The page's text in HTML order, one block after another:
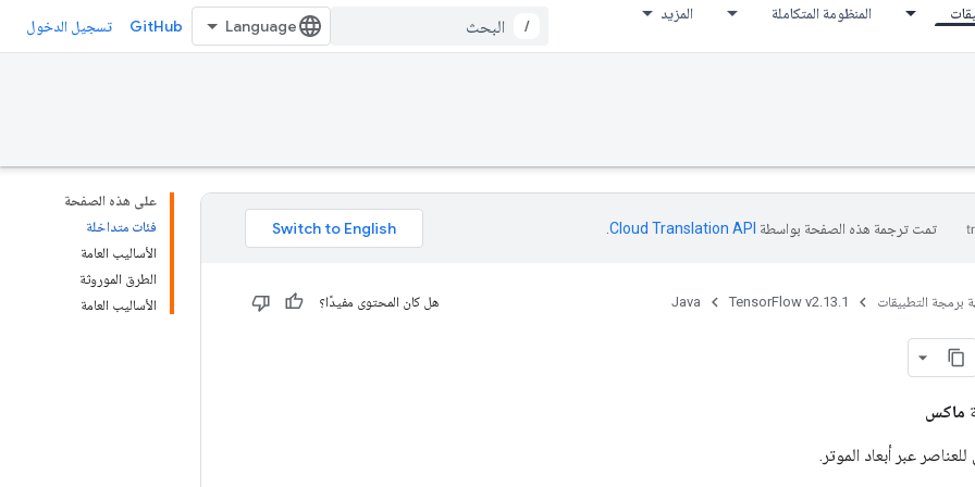
المنظومة المتكاملة المزيد
/
GitHub تسجيل الدخول
على هذه الصفحة
فئات متداخلة
الأساليب العامة
الطرق الموروثة
الأساليب العامة
تمت ترجمة هذه الصفحة بواسطة Cloud Translation API‏
برمجة التطبيقات TensorFlow v2.13.1
Java هل كان المحتوى مفيدًا؟
ماكس
عبر أبعاد الموتر.